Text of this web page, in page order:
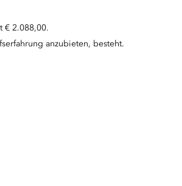
€ 2.088,00.
anzubieten, besteht.